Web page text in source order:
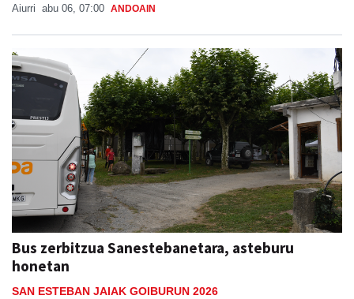
Aiurri abu 06, 07:00 ANDOAIN
Bus zerbitzua Sanestebanetara, asteburu
honetan
SAN ESTEBAN JAIAK GOIBURUN 2026